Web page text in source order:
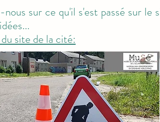
sur ce qu'il s'est passé sur
site de la cité: